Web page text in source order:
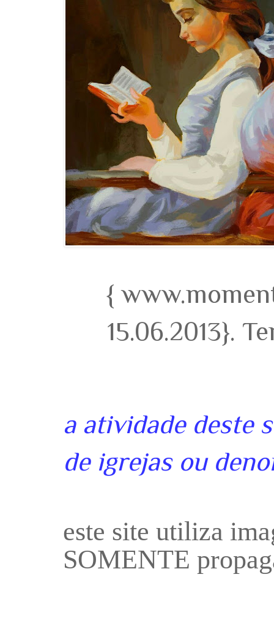
{
15.06.2013}.
a atividade deste
de igrejas ou
este site utiliza
SOMENTE